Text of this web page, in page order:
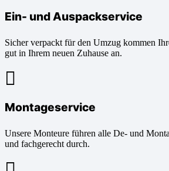
Ein- und Auspackservice
Sicher verpackt für den Umzug kommen
gut in Ihrem neuen Zuhause an.
Montageservice
Unsere Monteure führen alle De- und
und fachgerecht durch.